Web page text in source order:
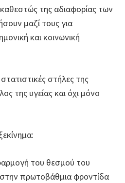
της αδιαφορίας των
μαζί τους για
και κοινωνική
στήλες της
της υγείας και όχι μόνο
του θεσμού του
στην πρωτοβάθμια φροντίδα